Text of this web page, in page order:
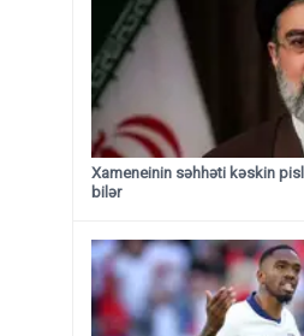
Xameneinin səhhəti kəskin
bilər